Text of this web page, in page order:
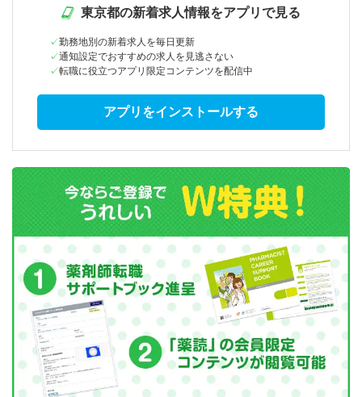
東京都の新着求人情報をアプリで見る
勤務地別の新着求人を毎日更新
通知設定でおすすめの求人を見逃さない
転職に役立つアプリ限定コンテンツを配信中
アプリをインストールする